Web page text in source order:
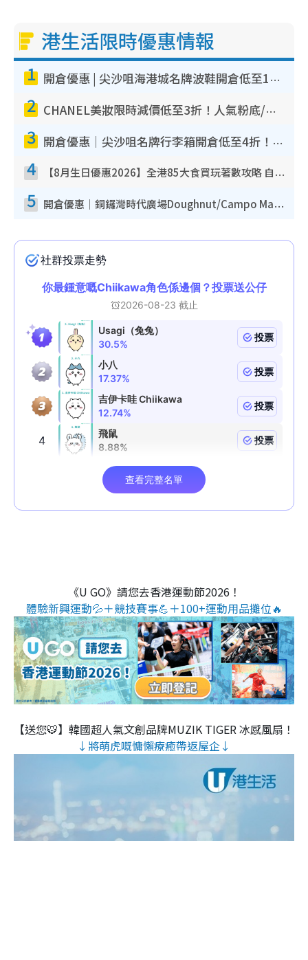
港生活限時優惠情報
1 開倉優惠 | 尖沙咀海港城名牌波鞋開倉低至1折！On鞋$899起／Joy&Peace鞋履$98起
2 CHANEL美妝限時減價低至3折！人氣粉底/唇膏/精華液低至$275！COCO香水都有平
3 開倉優惠｜尖沙咀名牌行李箱開倉低至4折！一連5日 American Tourister/ace./Hallmark $200起！
4 【8月生日優惠2026】全港85大食買玩著數攻略 自助餐/火鍋放題同行免費＋誠品/DONKI送現金券
5 開倉優惠｜銅鑼灣時代廣場Doughnut/Campo Marzio開倉低至1折！背囊、書包、手袋劈價$200起
《U GO》請您去香港運動節2026！
體驗新興運動💦＋競技賽事💪＋100+運動用品攤位🔥
【送您🐯】韓國超人氣文創品牌MUZIK TIGER 冰感風扇！
↓將萌虎嘅慵懶療癒帶返屋企↓